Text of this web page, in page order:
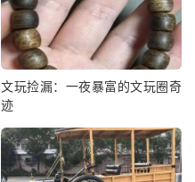
文玩捡漏：一夜暴富的文玩圈奇
迹